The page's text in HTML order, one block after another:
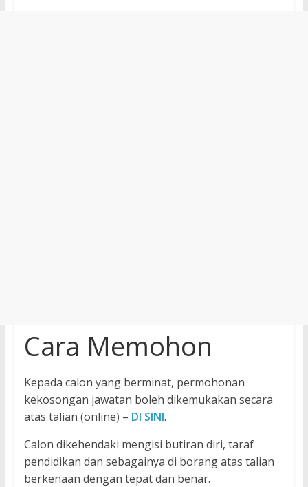
Cara Memohon
Kepada calon yang berminat, permohonan
kekosongan jawatan boleh dikemukakan secara
atas talian (online) – DI SINI.
Calon dikehendaki mengisi butiran diri, taraf
pendidikan dan sebagainya di borang atas talian
berkenaan dengan tepat dan benar.